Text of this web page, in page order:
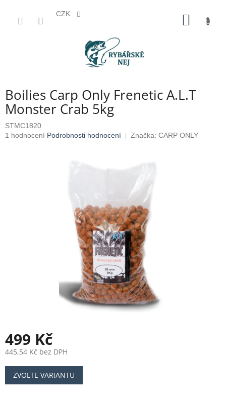
CZK
Boilies Carp Only Frenetic A.L.T
Monster Crab 5kg
STMC1820
Průměrné
1 hodnocení Podrobnosti hodnocení Značka: CARP ONLY
499 Kč
445,54 Kč bez DPH
Měrná
cena:
ZVOLTE VARIANTU